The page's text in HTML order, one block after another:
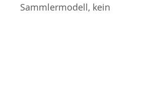
Sammlermodell, kein